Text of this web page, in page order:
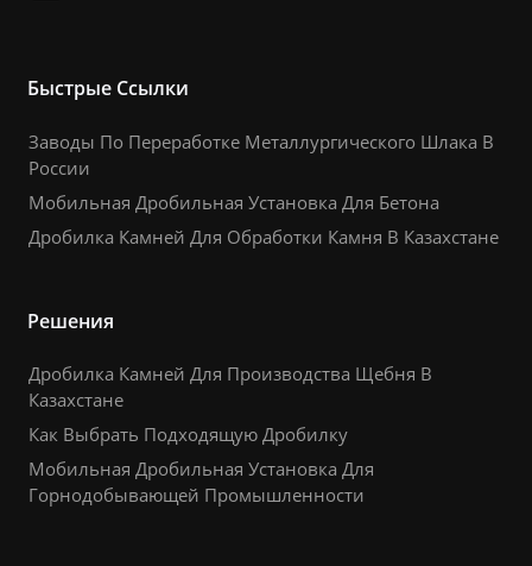
Быстрые Ссылки
Заводы По Переработке Металлургического Шлака В
России
Мобильная Дробильная Установка Для Бетона
Дробилка Камней Для Обработки Камня В Казахстане
Решения
Дробилка Камней Для Производства Щебня В
Казахстане
Как Выбрать Подходящую Дробилку
Мобильная Дробильная Установка Для
Горнодобывающей Промышленности